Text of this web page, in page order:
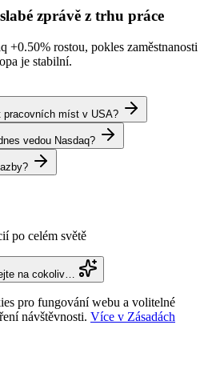
zprávě z trhu práce
+0.50% rostou, pokles zaměstnanosti
je stabilní.
pracovních míst v USA?
vedou Nasdaq?
po celém světě
na cokoliv…
pro fungování webu a volitelné
návštěvnosti. Více v Zásadách